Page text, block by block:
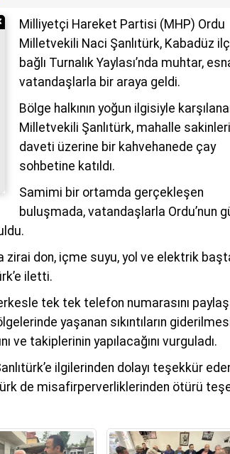
Reklamı Gizle
Milliyetçi Hareket Partisi (MHP) Ordu
Milletvekili Naci Şanlıtürk, Kabadüz
bağlı Turnalık Yaylası’nda muhtar,
vatandaşlarla bir araya geldi.
Bölge halkının yoğun ilgisiyle
Milletvekili Şanlıtürk, mahalle
daveti üzerine bir kahvehanede çay
sohbetine katıldı.
Samimi bir ortamda gerçekleşen
buluşmada, vatandaşlarla Ordu’nun
zirai don, içme suyu, yol ve elektrik
iletti.
tek tek telefon numarasını
yaşanan sıkıntıların
ve takiplerinin yapılacağını vurguladı.
ilgilerinden dolayı teşekkür
de misafirperverliklerinden ötürü